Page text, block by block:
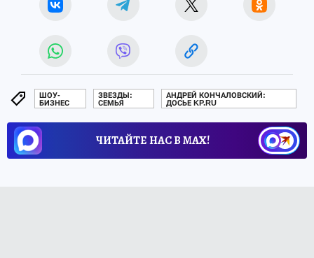
ШОУ-
БИЗНЕС
ЗВЕЗДЫ:
СЕМЬЯ
АНДРЕЙ КОНЧАЛОВСКИЙ:
ДОСЬЕ KP.RU
ЧИТАЙТЕ НАС В МАХ!